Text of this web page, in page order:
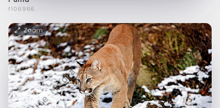
f106966
Zoom